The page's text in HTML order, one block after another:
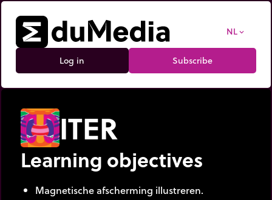
NL expand_more
Log in Subscribe
ITER
Learning objectives
Magnetische afscherming illustreren.